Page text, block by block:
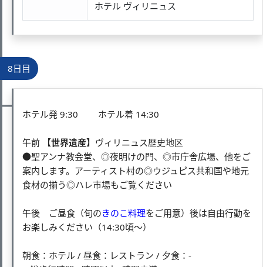
ホテル ヴィリニュス
8日目
ホテル発 9:30 ホテル着 14:30
午前 【世界遺産】 ヴィリニュス歴史地区
●聖アンナ教会堂、◎夜明けの門、◎市庁舎広場、他をご
案内します。アーティスト村の◎ウジュピス共和国や地元
食材の揃う◎ハレ市場もご覧ください
午後 ご昼食（旬のきのこ料理をご用意）後は自由行動を
お楽しみください（14:30頃～）
朝食：ホテル / 昼食：レストラン / 夕食：-